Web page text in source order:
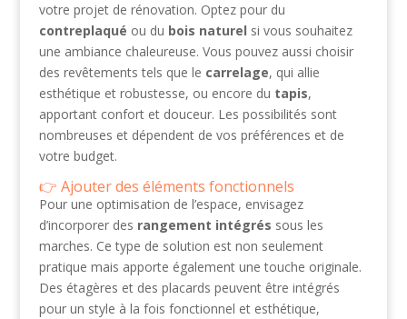
votre projet de rénovation. Optez pour du
contreplaqué ou du bois naturel si vous souhaitez
une ambiance chaleureuse. Vous pouvez aussi choisir
des revêtements tels que le carrelage, qui allie
esthétique et robustesse, ou encore du tapis,
apportant confort et douceur. Les possibilités sont
nombreuses et dépendent de vos préférences et de
votre budget.
Ajouter des éléments fonctionnels
Pour une optimisation de l’espace, envisagez
d’incorporer des rangement intégrés sous les
marches. Ce type de solution est non seulement
pratique mais apporte également une touche originale.
Des étagères et des placards peuvent être intégrés
pour un style à la fois fonctionnel et esthétique,